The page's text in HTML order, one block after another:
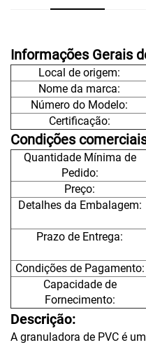
Informações Gerais
Local de origem:
Nome da marca:
Número do Modelo:
Certificação:
Condições
Quantidade Mínima de
Pedido:
Preço:
Detalhes da Embalagem:
Prazo de Entrega:
Condições de Pagamento:
Capacidade de
Fornecimento:
Descrição:
A granuladora de PVC é